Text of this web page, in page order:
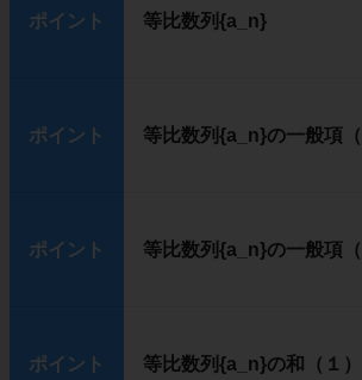
ポイント 等比数列{a_n}
ポイント 等比数列{a_n}の一般項（
ポイント 等比数列{a_n}の一般項（
ポイント 等比数列{a_n}の和（１）